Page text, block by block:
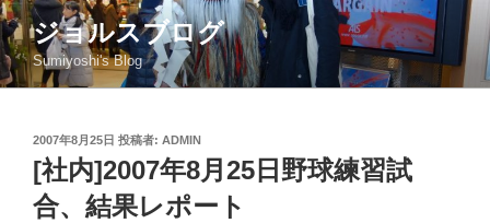
コ
ン
テ
ン
ジョルスブログ
Sumiyoshi's Blog
投
稿
日:
2007年8月25日 投稿者: ADMIN
[社内]2007年8月25日野球練習試
合、結果レポート